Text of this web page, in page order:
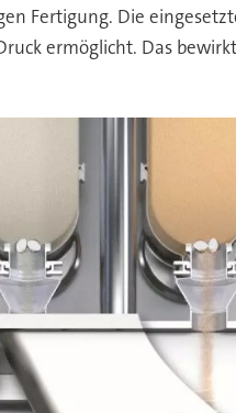
Fertigung. Die
ermöglicht. Das